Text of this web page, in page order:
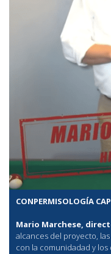
CONPERMISOLOGÍA
Mario Marchese,
alcances del proyecto,
con la comunidadad y